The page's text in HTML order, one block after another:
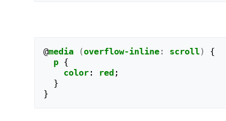
@media (overflow-inline: scroll )
{
p {
color: red ;
}
}